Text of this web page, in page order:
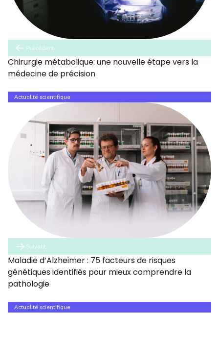
Précédent
Chirurgie métabolique: une nouvelle étape vers la
médecine de précision
Actualité scientifique
Suivant
Maladie d’Alzheimer : 75 facteurs de risques
génétiques identifiés pour mieux comprendre la
pathologie
Actualité scientifique